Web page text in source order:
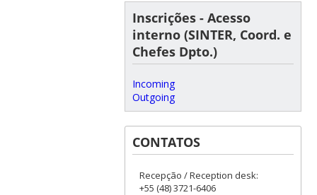
Inscrições - Acesso
interno (SINTER, Coord. e
Chefes Dpto.)
Incoming
Outgoing
CONTATOS
Recepção / Reception desk:
+55 (48) 3721-6406